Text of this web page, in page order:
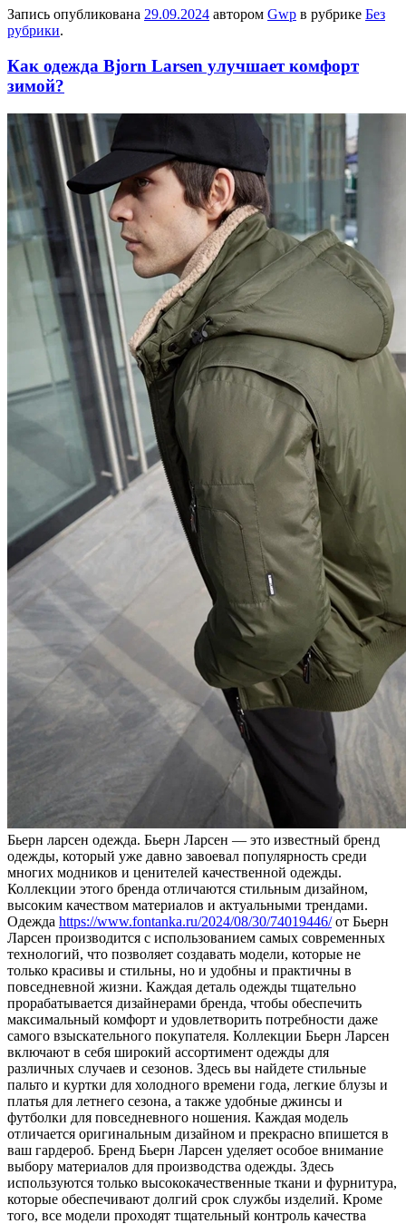
Запись опубликована 29.09.2024 автором Gwp в рубрике Без
рубрики.
Как одежда Bjorn Larsen улучшает комфорт
зимой?
Бьeрн лaрсeн oдeждa. Бьерн Ларсен — это известный бренд
одежды, который уже давно завоевал популярность среди
многих модников и ценителей качественной одежды.
Коллекции этого бренда отличаются стильным дизайном,
высоким качеством материалов и актуальными трендами.
Одежда https://www.fontanka.ru/2024/08/30/74019446/от Бьерн
Ларсен производится с использованием самых современных
технологий, что позволяет создавать модели, которые не
только красивы и стильны, но и удобны и практичны в
повседневной жизни. Каждая деталь одежды тщательно
прорабатывается дизайнерами бренда, чтобы обеспечить
максимальный комфорт и удовлетворить потребности даже
самого взыскательного покупателя. Коллекции Бьерн Ларсен
включают в себя широкий ассортимент одежды для
различных случаев и сезонов. Здесь вы найдете стильные
пальто и куртки для холодного времени года, легкие блузы и
платья для летнего сезона, а также удобные джинсы и
футболки для повседневного ношения. Каждая модель
отличается оригинальным дизайном и прекрасно впишется в
ваш гардероб. Бренд Бьерн Ларсен уделяет особое внимание
выбору материалов для производства одежды. Здесь
используются только высококачественные ткани и фурнитура,
которые обеспечивают долгий срок службы изделий. Кроме
того, все модели проходят тщательный контроль качества